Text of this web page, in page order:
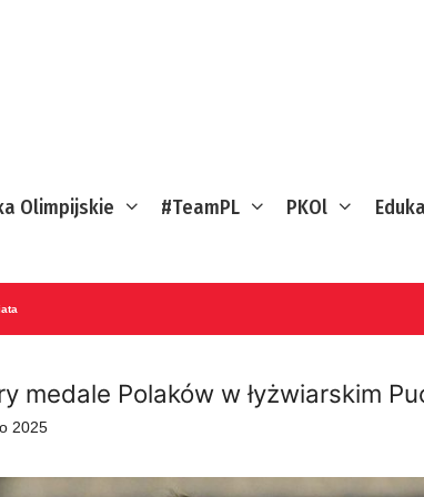
Olimpijskie #TeamPL PKOl
medale Polaków w łyżwiarskim
2025